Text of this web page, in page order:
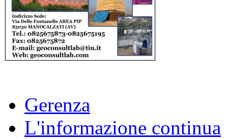
Gerenza
L'informazione continua